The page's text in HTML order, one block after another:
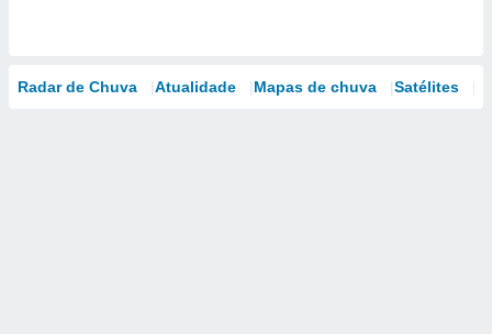
Radar de Chuva Atualidade Mapas de chuva Satélites